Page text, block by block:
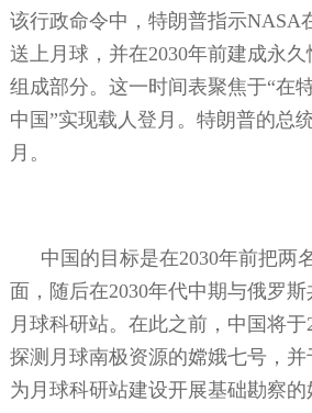
该行政命令中，特朗普指示NASA
送上月球，并在2030年前建成永
组成部分。这一时间表聚焦于“在
中国”实现载人登月。特朗普的总
月。
中国的目标是在2030年前把两
面，随后在2030年代中期与俄罗
月球科研站。在此之前，中国将于
探测月球南极资源的嫦娥七号，并
为月球科研站建设开展基础勘察